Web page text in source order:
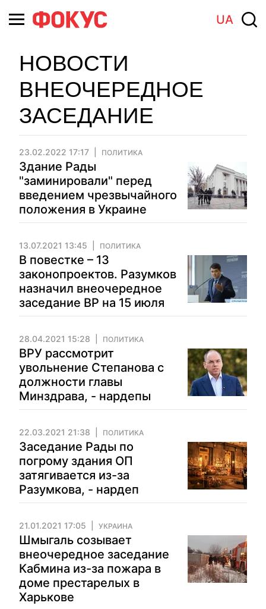
UA
НОВОСТИ
ВНЕОЧЕРЕДНОЕ
ЗАСЕДАНИЕ
23.02.2022 17:17 ПОЛИТИКА
Здание Рады
"заминировали" перед
введением чрезвычайного
положения в Украине
13.07.2021 13:45 ПОЛИТИКА
В повестке – 13
законопроектов. Разумков
назначил внеочередное
заседание ВР на 15 июля
28.04.2021 15:28 ПОЛИТИКА
ВРУ рассмотрит
увольнение Степанова с
должности главы
Минздрава, - нардепы
22.03.2021 21:38 ПОЛИТИКА
Заседание Рады по
погрому здания ОП
затягивается из-за
Разумкова, - нардеп
21.01.2021 17:05 УКРАИНА
Шмыгаль созывает
внеочередное заседание
Кабмина из-за пожара в
доме престарелых в
Харькове